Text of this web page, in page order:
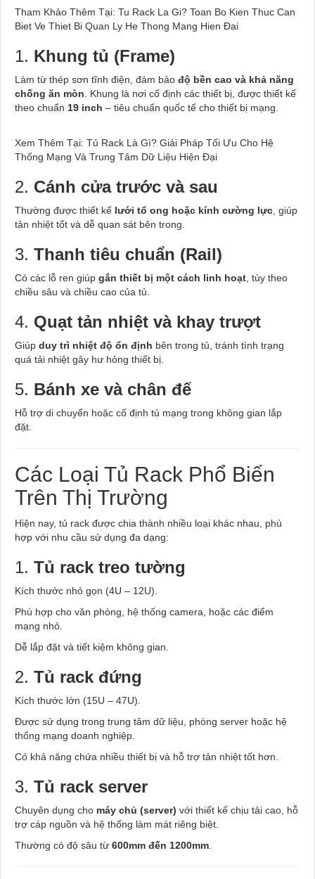
Tham Khảo Thêm Tại: Tu Rack La Gi? Toan Bo Kien Thuc Can
Biet Ve Thiet Bi Quan Ly He Thong Mang Hien Đai
1. Khung tủ (Frame)
Làm từ thép sơn tĩnh điện, đảm bảo độ bền cao và khả năng
chống ăn mòn . Khung là nơi cố định các thiết bị, được thiết kế
theo chuẩn 19 inch – tiêu chuẩn quốc tế cho thiết bị mạng.
Xem Thêm Tại: Tủ Rack Là Gì? Giải Pháp Tối Ưu Cho Hệ
Thống Mạng Và Trung Tâm Dữ Liệu Hiện Đại
2. Cánh cửa trước và sau
Thường được thiết kế lưới tổ ong hoặc kính cường lực , giúp
tản nhiệt tốt và dễ quan sát bên trong.
3. Thanh tiêu chuẩn (Rail)
Có các lỗ ren giúp gắn thiết bị một cách linh hoạt , tùy theo
chiều sâu và chiều cao của tủ.
4. Quạt tản nhiệt và khay trượt
Giúp duy trì nhiệt độ ổn định bên trong tủ, tránh tình trạng
quá tải nhiệt gây hư hỏng thiết bị.
5. Bánh xe và chân đế
Hỗ trợ di chuyển hoặc cố định tủ mạng trong không gian lắp
đặt.
Các Loại Tủ Rack Phổ Biến
Trên Thị Trường
Hiện nay, tủ rack được chia thành nhiều loại khác nhau, phù
hợp với nhu cầu sử dụng đa dạng:
1. Tủ rack treo tường
Kích thước nhỏ gọn (4U – 12U).
Phù hợp cho văn phòng, hệ thống camera, hoặc các điểm
mạng nhỏ.
Dễ lắp đặt và tiết kiệm không gian.
2. Tủ rack đứng
Kích thước lớn (15U – 47U).
Được sử dụng trong trung tâm dữ liệu, phòng server hoặc hệ
thống mạng doanh nghiệp.
Có khả năng chứa nhiều thiết bị và hỗ trợ tản nhiệt tốt hơn.
3. Tủ rack server
Chuyên dụng cho máy chủ (server) với thiết kế chịu tải cao, hỗ
trợ cáp nguồn và hệ thống làm mát riêng biệt.
Thường có độ sâu từ 600mm đến 1200mm